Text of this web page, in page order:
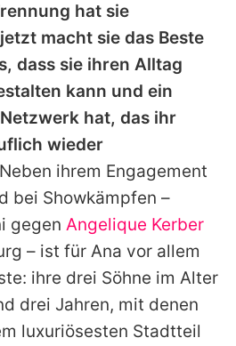
hat sie
macht sie das Beste
dass sie ihren Alltag
kann und ein
hat, das ihr
wieder
Neben ihrem Engagement
bei Showkämpfen –
gegen Angelique Kerber
– ist für Ana vor allem
ihre drei Söhne im Alter
drei Jahren, mit denen
luxuriösesten Stadtteil